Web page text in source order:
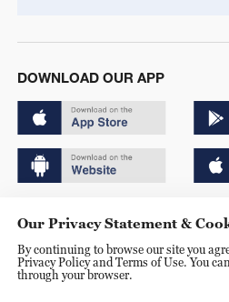
DOWNLOAD OUR APP
京ICP备20000184号
京公网安备 11010502050052号
Our Privacy Statement &
By continuing to browse our site you
Privacy Policy and Terms of Use. You
through your browser.